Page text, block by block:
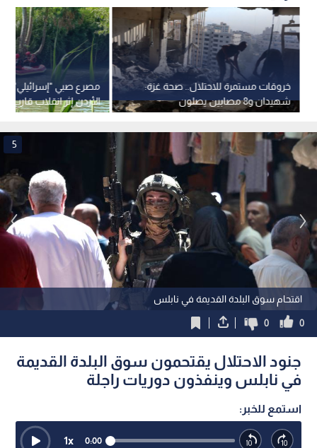
مصرع صبي "إسرائيلي"
الأردن إثر انقلاب قارب
خروقات مستمرة للاحتلال.. صحة غزة:
شهيدان و8 مصابين يصلون
المستشفيات خلال 24 ساعة
اقتحام سوق البلدة القديمة في نابلس
5
0
0
جنود الاحتلال يقتحمون سوق البلدة القديمة
في نابلس وينفذون دوريات راجلة
استمع للخبر:
0:00
1x